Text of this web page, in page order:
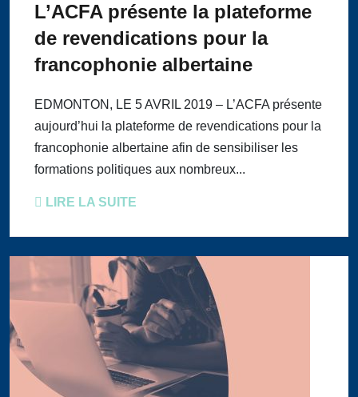
L’ACFA présente la plateforme
de revendications pour la
francophonie albertaine
EDMONTON, LE 5 AVRIL 2019 – L’ACFA présente
aujourd’hui la plateforme de revendications pour la
francophonie albertaine afin de sensibiliser les
formations politiques aux nombreux...
LIRE LA SUITE